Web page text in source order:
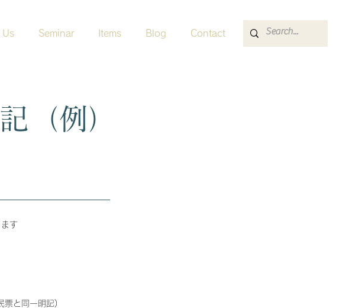
Seminar Items Blog Contact
（例）
す
票と同一明記)